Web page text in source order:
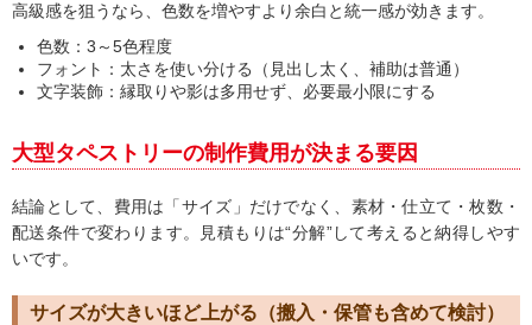
高級感を狙うなら、色数を増やすより余白と統一感が効きます。
色数：3～5色程度
フォント：太さを使い分ける（見出し太く、補助は普通）
文字装飾：縁取りや影は多用せず、必要最小限にする
大型タペストリーの制作費用が決まる要因
結論として、費用は「サイズ」だけでなく、素材・仕立て・枚数・
配送条件で変わります。見積もりは“分解”して考えると納得しやす
いです。
サイズが大きいほど上がる（搬入・保管も含めて検討）